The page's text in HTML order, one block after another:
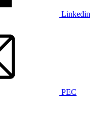
Linkedin
PEC